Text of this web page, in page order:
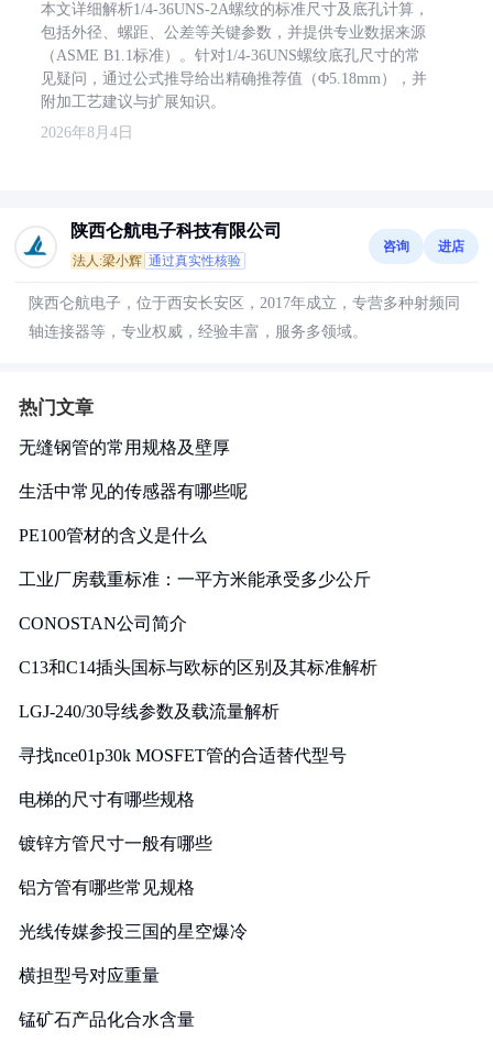
本文详细解析1/4-36UNS-2A螺纹的标准尺寸及底孔计算，
包括外径、螺距、公差等关键参数，并提供专业数据来源
（ASME B1.1标准）。针对1/4-36UNS螺纹底孔尺寸的常
见疑问，通过公式推导给出精确推荐值（Φ5.18mm），并
附加工艺建议与扩展知识。
2026年8月4日
陕西仑航电子科技有限公司
法人:梁小辉 通过真实性核验
咨询 进店
陕西仑航电子，位于西安长安区，2017年成立，专营多种射频同
轴连接器等，专业权威，经验丰富，服务多领域。
热门文章
无缝钢管的常用规格及壁厚
生活中常见的传感器有哪些呢
PE100管材的含义是什么
工业厂房载重标准：一平方米能承受多少公斤
CONOSTAN公司简介
C13和C14插头国标与欧标的区别及其标准解析
LGJ-240/30导线参数及载流量解析
寻找nce01p30k MOSFET管的合适替代型号
电梯的尺寸有哪些规格
镀锌方管尺寸一般有哪些
铝方管有哪些常见规格
光线传媒参投三国的星空爆冷
横担型号对应重量
锰矿石产品化合水含量